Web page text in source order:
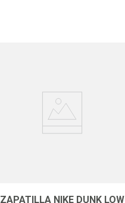
ZAPATILLA NIKE DUNK LOW